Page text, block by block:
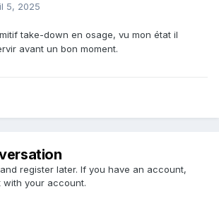
5, 2025
take-down en osage, vu mon état il
avant un bon moment.
register later. If you have an account,
with your account.